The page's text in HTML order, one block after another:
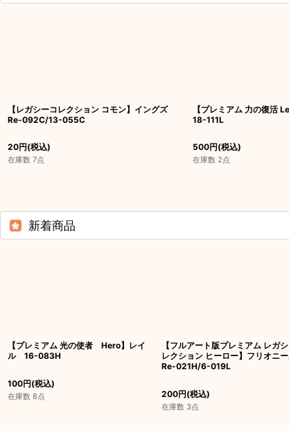
【レガシーコレクション コモン】イングズ
Re-092C/13-055C
20円(税込)
在庫数 7点
【プレミアム 力の復活
18-111L
500円(税込)
在庫数 2点
新着商品
【プレミアム 光の使者 Hero】レイ
ル 16-083H
100円(税込)
在庫数 8点
【フルアート版プレミアム レガ
レクション ヒーロー】フリオニ
Re-021H/6-019L
200円(税込)
在庫数 3点